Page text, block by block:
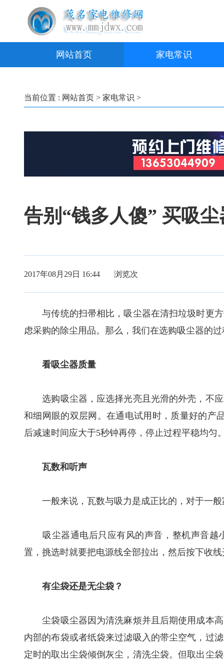
网站首页 家电常识
当前位置 : 网站首页 > 家电常识 >
告别“钱多人傻” 买吸
2017年08月29日 16:44 浏览次
与传统的扫帚相比，吸尘器在清扫垃圾时更方
虑采购的除尘用品。那么，我们在选购吸尘器的
看吸尘器质量
选购吸尘器，应选择光亮且光滑的外壳，不应
和细网眼的双层网。在通电试用时，质量好的产
后减速时间应大于5秒钟再停，停止过程平稳均匀
瓦数和听声
一般来说，瓦数与吸力是成正比的，对于一般
吸尘器通电后只应有风的声音，整机声音越
置，挑选时就要把电源线全部拉出，然后按下收
有尘袋还是无尘袋？
尘袋吸尘器因为清洗麻烦并且后期使用成本高
内部的布袋或者纸袋来过滤吸入的带尘空气，过
定时的取出尘袋倾倒灰尘，清洗尘袋。但取出尘